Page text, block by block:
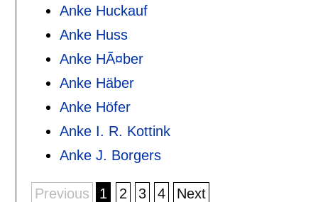
Anke Huckauf
Anke Huss
Anke HÃ¤ber
Anke Häber
Anke Höfer
Anke I. R. Kottink
Anke J. Borgers
Previous 1 2 3 4 Next